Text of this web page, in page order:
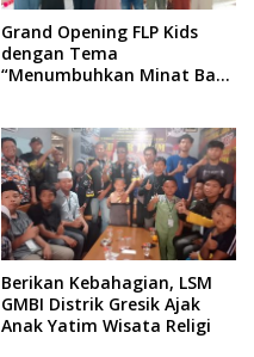
Grand Opening FLP Kids
dengan Tema
“Menumbuhkan Minat Baca
Berikan Kebahagian, LSM
GMBI Distrik Gresik Ajak
Anak Yatim Wisata Religi